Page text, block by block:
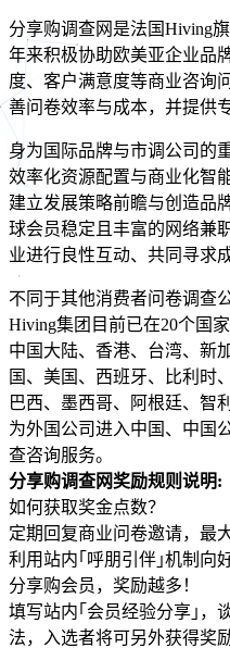
分享购调查网是法国Hiving
年来积极协助欧美亚企业品
度、客户满意度等商业咨询
善问卷效率与成本，并提供
身为国际品牌与市调公司的
效率化资源配置与商业化智
建立发展策略前瞻与创造品
球会员稳定且丰富的网络兼
业进行良性互动、共同寻求
不同于其他消费者问卷调查
Hiving集团目前已在20个国
中国大陆、香港、台湾、新
国、美国、西班牙、比利时
巴西、墨西哥、阿根廷、智
为外国公司进入中国、中国
查咨询服务。
分享购调查网奖励规则说明:
如何获取奖金点数？
定期回复商业问卷邀请，最
利用站内｢呼朋引伴｣机制向
分享购会员，奖励越多！
填写站内｢会员经验分享｣，
法，入选者将可另外获得奖励